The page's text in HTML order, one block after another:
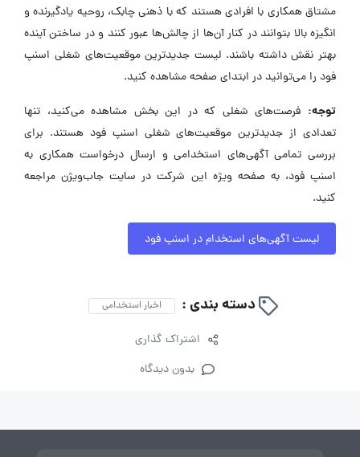
مشتاق همکاری با افرادی هستند که با ذهنی چابک، روحیه‌ یادگیرنده و
انگیزه‌ بالا بتوانند در کنار آن‌ها از چالش‌ها عبور کنند و در ساختن آینده‌
بهتر نقش داشته باشند. لیست جدیدترین موقعیت‌های شغلی اسنپ
فود را می‌توانید در ابتدای صفحه مشاهده کنید.
توجه: فرصت‌های شغلی که در این بخش مشاهده می‌کنید، تنها
تعدادی از جدیدترین موقعیت‌های شغلی اسنپ فود هستند. برای
بررسی تمامی آگهی‌های استخدامی و ارسال درخواست همکاری به
اسنپ فود، به صفحه ویژه این شرکت در سایت جاب‌ویژن مراجعه
کنید.
لیست آگهی‌های استخدام در اسنپ فود
دسته بندی : اخبار استخدامی
اشتراک گذاری
بدون دیدگاه